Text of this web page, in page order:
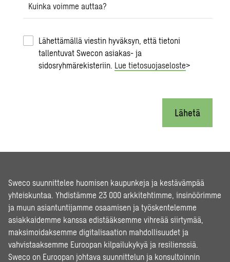
Kuinka voimme auttaa?
Lähettämällä viestin hyväksyn, että tietoni
tallentuvat Swecon asiakas- ja
sidosryhmärekisteriin. Lue tietosuojaseloste>
Lähetä
Sweco suunnittelee huomisen kaupunkeja ja kestävämpää
yhteiskuntaa. Yhdistämme 23 000 arkkitehtimme, insinöörimme
ja muun asiantuntijamme osaamisen ja työskentelemme
asiakkaidemme kanssa edistääksemme vihreää siirtymää,
maksimoidaksemme digitalisaation mahdollisuudet ja
vahvistaaksemme Euroopan kilpailukykyä ja resilienssiä.
Sweco on Euroopan johtava suunnittelun ja konsultoinnin